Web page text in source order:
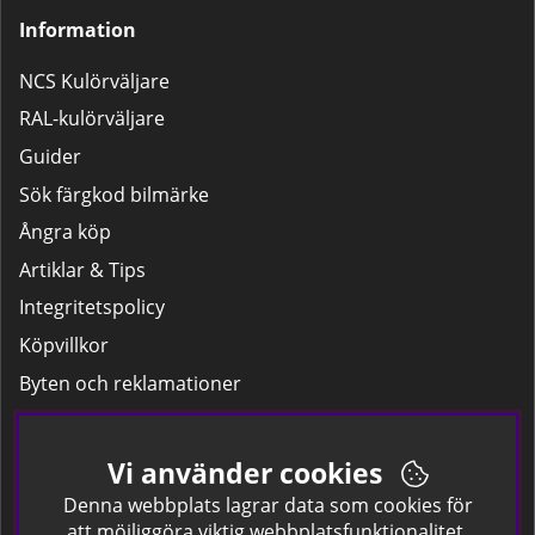
Information
NCS Kulörväljare
RAL-kulörväljare
Guider
Sök färgkod bilmärke
Ångra köp
Artiklar & Tips
Integritetspolicy
Köpvillkor
Byten och reklamationer
Leverans
Hitta färgkoden på bilen.
Företagskund
Vi använder cookies
Denna webbplats lagrar data som cookies för